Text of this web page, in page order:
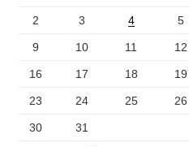
2 3 4 5
9 10 11 12
16 17 18 19
23 24 25 26
30 31